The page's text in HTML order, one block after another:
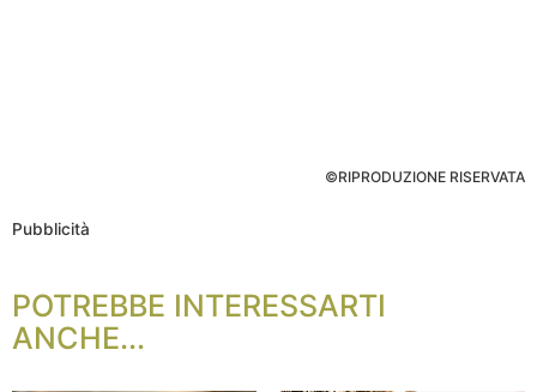
©RIPRODUZIONE RISERVATA
Pubblicità
POTREBBE INTERESSARTI
ANCHE...